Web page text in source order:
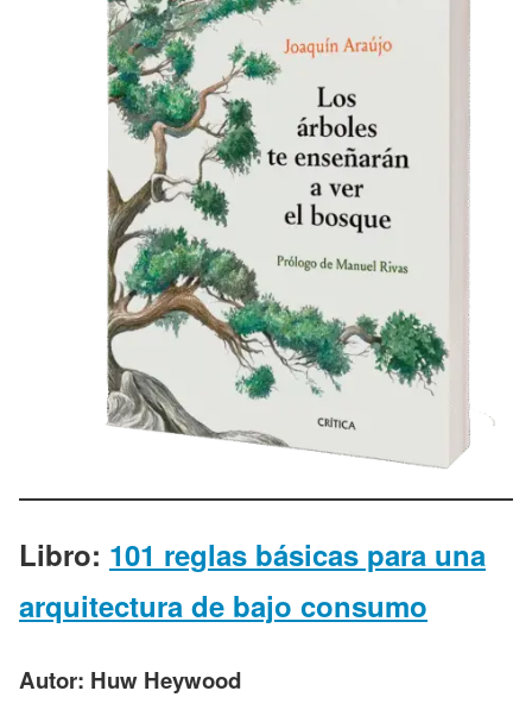
Libro: 101 reglas básicas para una
arquitectura de bajo consumo
Autor: Huw Heywood